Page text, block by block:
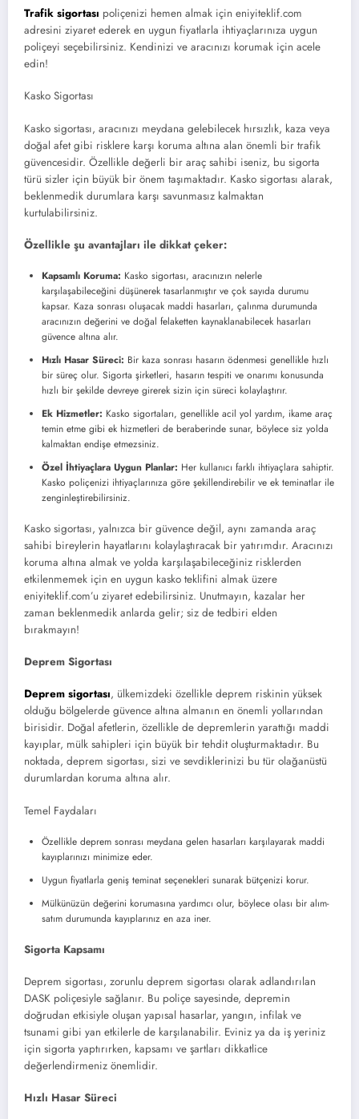
Trafik sigortası poliçenizi hemen almak için eniyiteklif.com
adresini ziyaret ederek en uygun fiyatlarla ihtiyaçlarınıza uygun
poliçeyi seçebilirsiniz. Kendinizi ve aracınızı korumak için acele
edin!
Kasko Sigortası
Kasko sigortası, aracınızı meydana gelebilecek hırsızlık, kaza veya
doğal afet gibi risklere karşı koruma altına alan önemli bir trafik
güvencesidir. Özellikle değerli bir araç sahibi iseniz, bu sigorta
türü sizler için büyük bir önem taşımaktadır. Kasko sigortası alarak,
beklenmedik durumlara karşı savunmasız kalmaktan
kurtulabilirsiniz.
Özellikle şu avantajları ile dikkat çeker:
Kapsamlı Koruma: Kasko sigortası, aracınızın nelerle
karşılaşabileceğini düşünerek tasarlanmıştır ve çok sayıda durumu
kapsar. Kaza sonrası oluşacak maddi hasarları, çalınma durumunda
aracınızın değerini ve doğal felaketten kaynaklanabilecek hasarları
güvence altına alır.
Hızlı Hasar Süreci: Bir kaza sonrası hasarın ödenmesi genellikle hızlı
bir süreç olur. Sigorta şirketleri, hasarın tespiti ve onarımı konusunda
hızlı bir şekilde devreye girerek sizin için süreci kolaylaştırır.
Ek Hizmetler: Kasko sigortaları, genellikle acil yol yardım, ikame araç
temin etme gibi ek hizmetleri de beraberinde sunar, böylece siz yolda
kalmaktan endişe etmezsiniz.
Özel İhtiyaçlara Uygun Planlar: Her kullanıcı farklı ihtiyaçlara sahiptir.
Kasko poliçenizi ihtiyaçlarınıza göre şekillendirebilir ve ek teminatlar ile
zenginleştirebilirsiniz.
Kasko sigortası, yalnızca bir güvence değil, aynı zamanda araç
sahibi bireylerin hayatlarını kolaylaştıracak bir yatırımdır. Aracınızı
koruma altına almak ve yolda karşılaşabileceğiniz risklerden
etkilenmemek için en uygun kasko teklifini almak üzere
eniyiteklif.com’u ziyaret edebilirsiniz. Unutmayın, kazalar her
zaman beklenmedik anlarda gelir; siz de tedbiri elden
bırakmayın!
Deprem Sigortası
Deprem sigortası, ülkemizdeki özellikle deprem riskinin yüksek
olduğu bölgelerde güvence altına almanın en önemli yollarından
birisidir. Doğal afetlerin, özellikle de depremlerin yarattığı maddi
kayıplar, mülk sahipleri için büyük bir tehdit oluşturmaktadır. Bu
noktada, deprem sigortası, sizi ve sevdiklerinizi bu tür olağanüstü
durumlardan koruma altına alır.
Temel Faydaları
Özellikle deprem sonrası meydana gelen hasarları karşılayarak maddi
kayıplarınızı minimize eder.
Uygun fiyatlarla geniş teminat seçenekleri sunarak bütçenizi korur.
Mülkünüzün değerini korumasına yardımcı olur, böylece olası bir alım-
satım durumunda kayıplarınız en aza iner.
Sigorta Kapsamı
Deprem sigortası, zorunlu deprem sigortası olarak adlandırılan
DASK poliçesiyle sağlanır. Bu poliçe sayesinde, depremin
doğrudan etkisiyle oluşan yapısal hasarlar, yangın, infilak ve
tsunami gibi yan etkilerle de karşılanabilir. Eviniz ya da iş yeriniz
için sigorta yaptırırken, kapsamı ve şartları dikkatlice
değerlendirmeniz önemlidir.
Hızlı Hasar Süreci